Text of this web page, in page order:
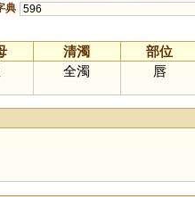
典 596
清濁 部位
全濁 唇